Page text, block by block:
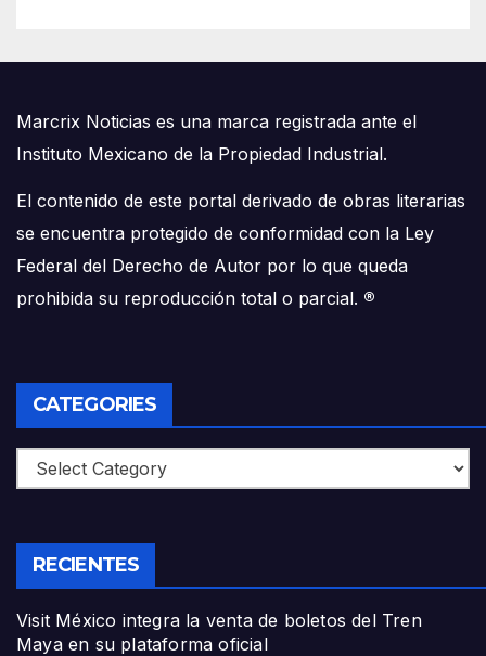
Marcrix Noticias es una marca registrada ante el
Instituto Mexicano de la Propiedad Industrial.
El contenido de este portal derivado de obras literarias
se encuentra protegido de conformidad con la Ley
Federal del Derecho de Autor por lo que queda
prohibida su reproducción total o parcial. ®
CATEGORIES
Categories
RECIENTES
Visit México integra la venta de boletos del Tren
Maya en su plataforma oficial